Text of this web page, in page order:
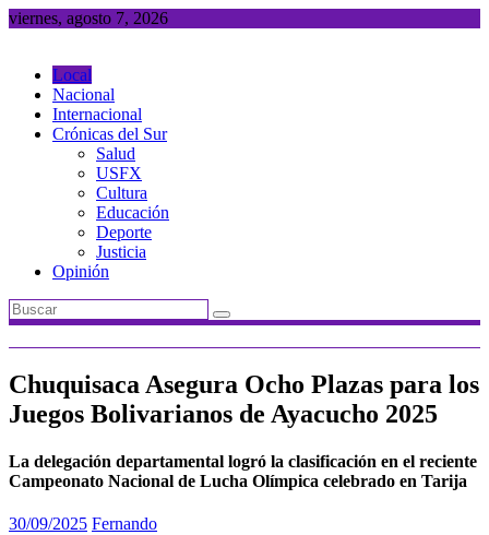
Saltar
viernes, agosto 7, 2026
Local
Nacional
Internacional
Crónicas del Sur
Salud
USFX
Cultura
Educación
Deporte
Justicia
Opinión
Chuquisaca Asegura Ocho Plazas para los
Juegos Bolivarianos de Ayacucho 2025
La delegación departamental logró la clasificación en el reciente
Campeonato Nacional de Lucha Olímpica celebrado en Tarija
30/09/2025 Fernando